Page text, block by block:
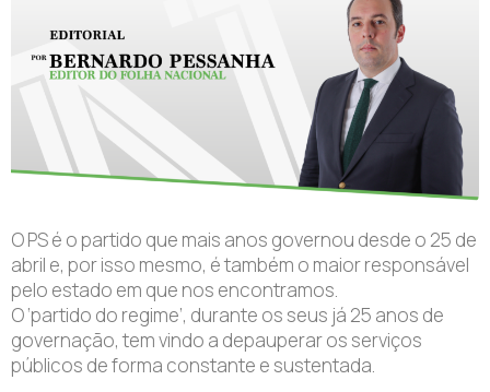
O PS é o partido que mais anos governou desde o 25 de
abril e, por isso mesmo, é também o maior responsável
pelo estado em que nos encontramos.
O ‘partido do regime’, durante os seus já 25 anos de
governação, tem vindo a depauperar os serviços
públicos de forma constante e sustentada.